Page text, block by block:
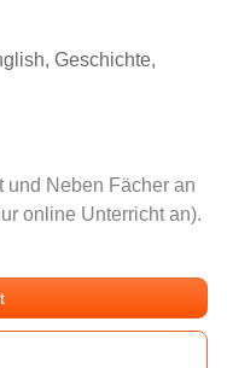
Geschichte,
und Neben Fächer an
online Unterricht an).